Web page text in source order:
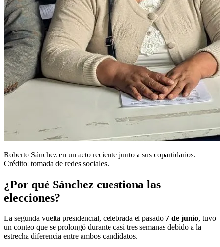
Roberto Sánchez en un acto reciente junto a sus copartidarios.
Crédito: tomada de redes sociales.
¿Por qué Sánchez cuestiona las
elecciones?
La segunda vuelta presidencial, celebrada el pasado 7 de junio, tuvo
un conteo que se prolongó durante casi tres semanas debido a la
estrecha diferencia entre ambos candidatos.